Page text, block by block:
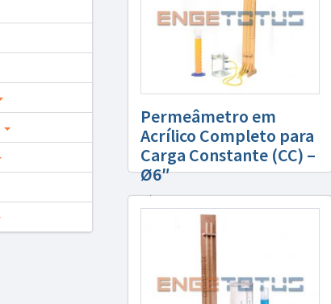
Permeâmetro em
Acrílico Completo para
Carga Constante (CC) –
Ø6″
Cód.: 100473